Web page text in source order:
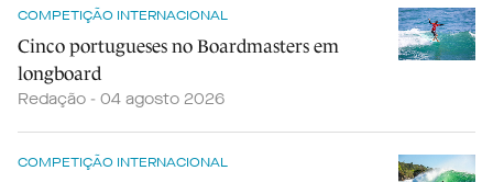
COMPETIÇÃO INTERNACIONAL
Cinco portugueses no Boardmasters em
longboard
Redação - 04 agosto 2026
COMPETIÇÃO INTERNACIONAL